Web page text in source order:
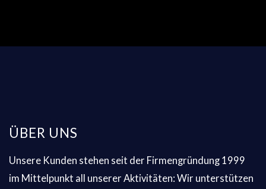
ÜBER UNS
Unsere Kunden stehen seit der Firmengründung 1999
im Mittelpunkt all unserer Aktivitäten: Wir unterstützen